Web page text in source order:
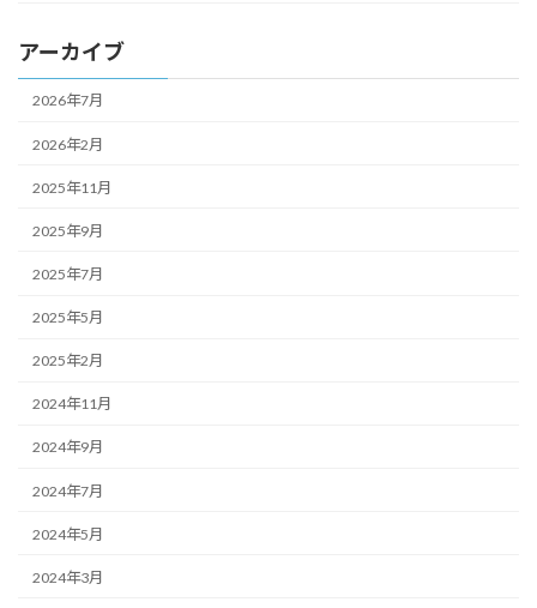
アーカイブ
2026年7月
2026年2月
2025年11月
2025年9月
2025年7月
2025年5月
2025年2月
2024年11月
2024年9月
2024年7月
2024年5月
2024年3月